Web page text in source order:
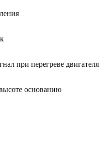
при перегреве двигателя
основанию